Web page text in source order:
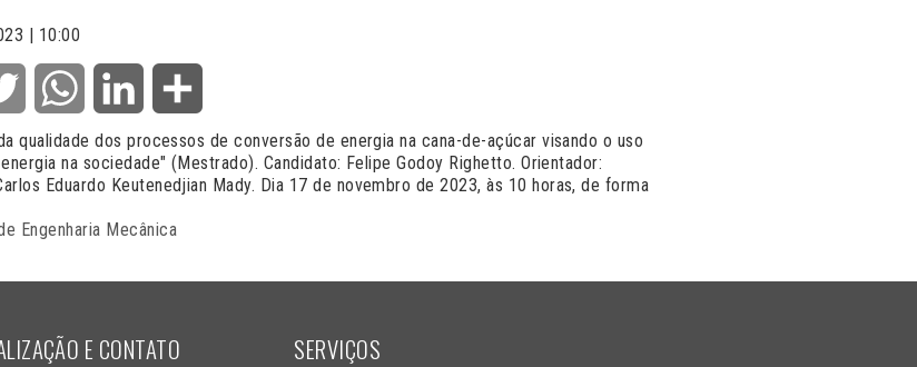
| 10:00
Twitter WhatsApp LinkedIn
qualidade dos processos de conversão de energia na cana-de-açúcar visando o uso
na sociedade" (Mestrado). Candidato: Felipe Godoy Righetto. Orientador:
Eduardo Keutenedjian Mady. Dia 17 de novembro de 2023, às 10 horas, de forma
Engenharia Mecânica
E CONTATO SERVIÇOS